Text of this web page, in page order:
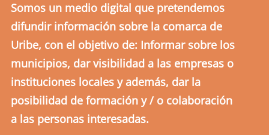
Somos un medio digital que pretendemos
difundir información sobre la comarca de
Uribe, con el objetivo de: Informar sobre los
municipios, dar visibilidad a las empresas o
instituciones locales y además, dar la
posibilidad de formación y / o colaboración
a las personas interesadas.